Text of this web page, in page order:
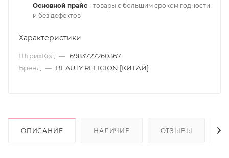
Основной прайс - товары с большим сроком годности
и без дефектов
Характеристики
ШтрихКод — 6983727260367
Бренд — BEAUTY RELIGION [КИТАЙ]
ОПИСАНИЕ НАЛИЧИЕ ОТЗЫВЫ